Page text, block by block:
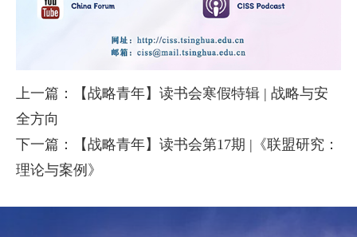
上一篇：【战略青年】读书会寒假特辑 | 战略与安
全方向
下一篇：【战略青年】读书会第17期 |《联盟研究：
理论与案例》